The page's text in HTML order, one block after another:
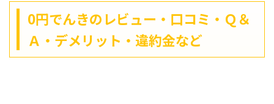
0円でんきのレビュー・口コミ・Ｑ＆
Ａ・デメリット・違約金など